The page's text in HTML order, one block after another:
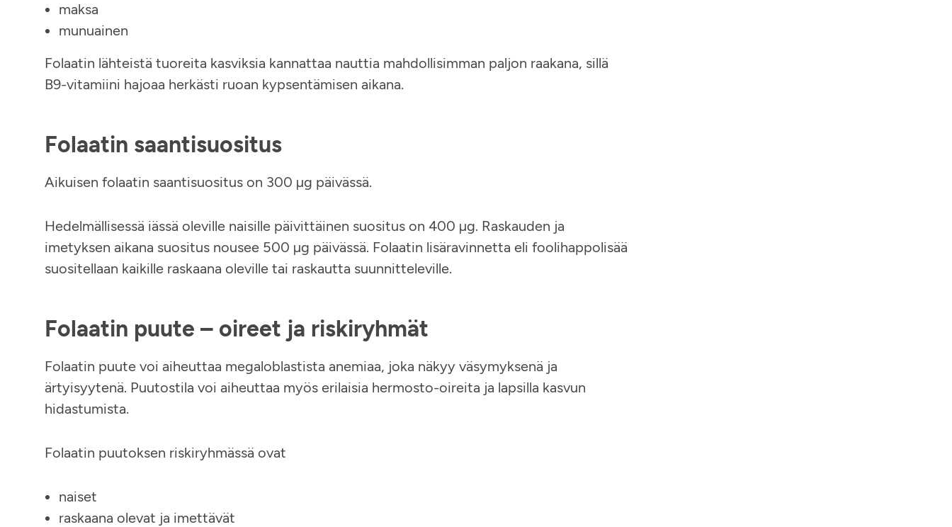
maksa
munuainen
Folaatin lähteistä tuoreita kasviksia kannattaa nauttia mahdollisimman paljon raakana, sillä
B9-vitamiini hajoaa herkästi ruoan kypsentämisen aikana.
Folaatin saantisuositus
Aikuisen folaatin saantisuositus on 300 µg päivässä.
Hedelmällisessä iässä oleville naisille päivittäinen suositus on 400 µg. Raskauden ja
imetyksen aikana suositus nousee 500 µg päivässä. Folaatin lisäravinnetta eli foolihappolisää
suositellaan kaikille raskaana oleville tai raskautta suunnitteleville.
Folaatin puute – oireet ja riskiryhmät
Folaatin puute voi aiheuttaa megaloblastista anemiaa, joka näkyy väsymyksenä ja
ärtyisyytenä. Puutostila voi aiheuttaa myös erilaisia hermosto-oireita ja lapsilla kasvun
hidastumista.
Folaatin puutoksen riskiryhmässä ovat
naiset
raskaana olevat ja imettävät